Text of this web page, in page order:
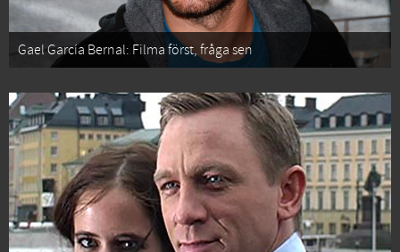
Gael García Bernal: Filma först, fråga sen